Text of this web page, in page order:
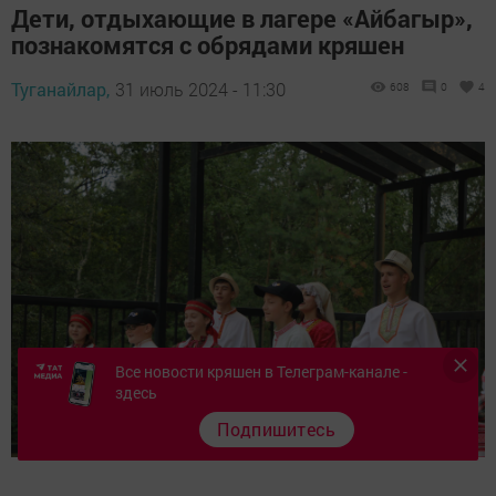
Дети, отдыхающие в лагере «Айбагыр»,
познакомятся с обрядами кряшен
Туганайлар, 31 июль 2024 - 11:30 608 0 4
Все новости кряшен в Телеграм-канале -
здесь
Подпишитесь